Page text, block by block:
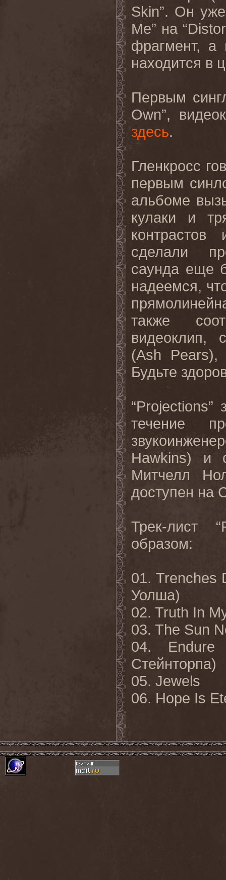
Skin”. Он
Me” на
фрагмент, а
находится в
Первым
Own”,
здесь.
Гленкросс
первым
альбоме
кулаки и
сделали
саунда еще
надеемся,
также
видеоклип,
(Ash Pears),
Будьте
течение
Hawkins) и
Митчелл
доступен на
Трек-лист
образом:
01. Trenches
Уолша)
02. Truth In
03. The Sun
04.
Стейнторпа)
05. Jewels
06. Hope Is